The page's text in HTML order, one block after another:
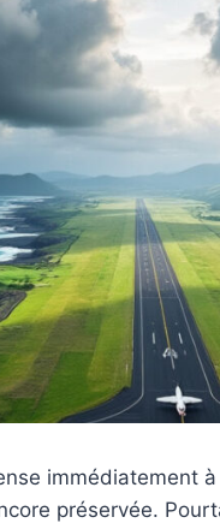
immédiatement
préservée.